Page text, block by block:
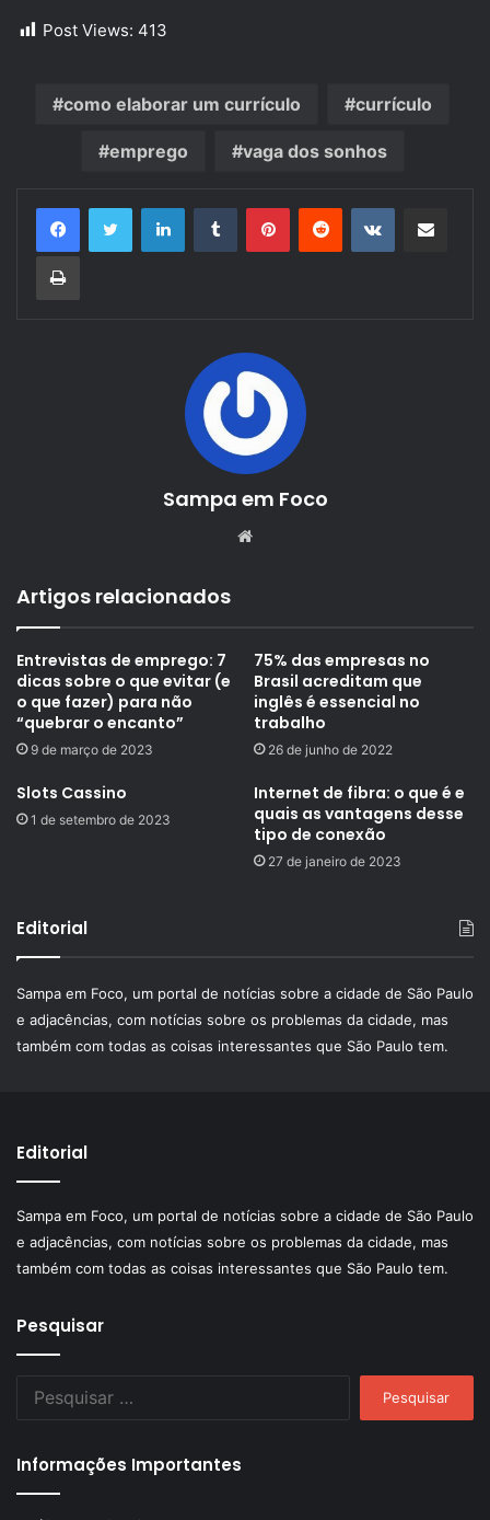
Post Views: 413
como elaborar um currículo currículo
emprego vaga dos sonhos
LinkedinTumblr PinterestReddit VK
Imprimir
Sampa em Foco
Website
Artigos relacionados
Entrevistas de emprego: 7
dicas sobre o que evitar (e
o que fazer) para não
“quebrar o encanto”
9 de março de 2023
75% das empresas no
Brasil acreditam que
inglês é essencial no
trabalho
26 de junho de 2022
Slots Cassino
1 de setembro de 2023
Internet de fibra: o que é e
quais as vantagens desse
tipo de conexão
27 de janeiro de 2023
Editorial
Sampa em Foco, um portal de notícias sobre a cidade de São Paulo
e adjacências, com notícias sobre os problemas da cidade, mas
também com todas as coisas interessantes que São Paulo tem.
Editorial
Sampa em Foco, um portal de notícias sobre a cidade de São Paulo
e adjacências, com notícias sobre os problemas da cidade, mas
também com todas as coisas interessantes que São Paulo tem.
Pesquisar
Informações Importantes